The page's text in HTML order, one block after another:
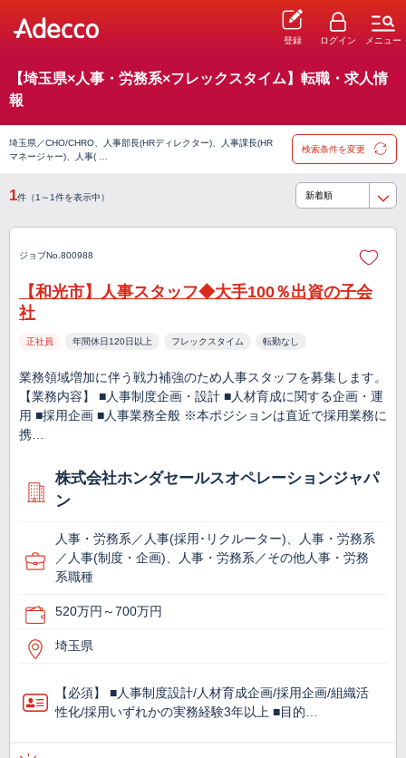
登録 ログイン メニュー
【埼玉県×人事・労務系×フレックスタイム】転職・求人情
報
埼玉県／CHO/CHRO、人事部長(HRディレクター)、人事課長(HR
マネージャー)、人事( …
検索条件を変更
1件（1～1件を表示中）
ジョブNo.800988
【和光市】人事スタッフ◆大手100％出資の子会
社
正社員 年間休日120日以上 フレックスタイム 転勤なし
業務領域増加に伴う戦力補強のため人事スタッフを募集します。
【業務内容】 ■人事制度企画・設計 ■人材育成に関する企画・運
用 ■採用企画 ■人事業務全般 ※本ポジションは直近で採用業務に
携…
株式会社ホンダセールスオペレーションジャパ
ン
人事・労務系／人事(採用･リクルーター)、人事・労務系
／人事(制度・企画)、人事・労務系／その他人事・労務
系職種
520万円～700万円
埼玉県
【必須】 ■人事制度設計/人材育成企画/採用企画/組織活
性化/採用いずれかの実務経験3年以上 ■目的…